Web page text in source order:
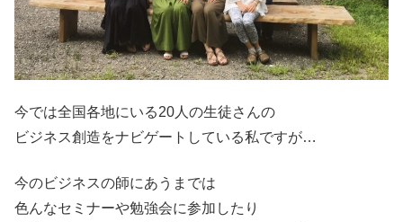
今では全国各地にいる20人の生徒さんの
ビジネス創造をナビゲートしている私ですが…
今のビジネスの師にあうまでは
色んなセミナーや勉強会に参加したり